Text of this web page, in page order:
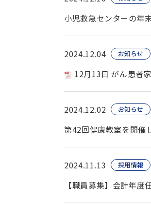
小児救急センターの年
2024.12.04 お知らせ
12月13日 がん患者
2024.12.02 お知らせ
第42回健康教室を開催
2024.11.13 採用情報
【職員募集】会計年度